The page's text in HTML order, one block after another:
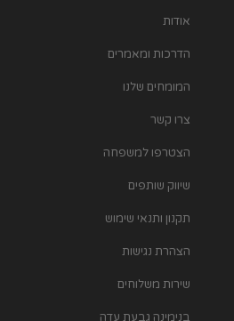
אודות
הדרכות ומאמרים
המומחים שלנו
צרו קשר
הצטרפו למשפחה
שיווק שותפים
תקנון ותנאי שימוש
הצהרת נגישות
שירות משלוחים
בנימינה גבעת עדה